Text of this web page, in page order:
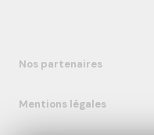
Nos partenaires
Mentions légales